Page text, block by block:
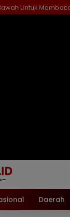
Untuk
Daerah